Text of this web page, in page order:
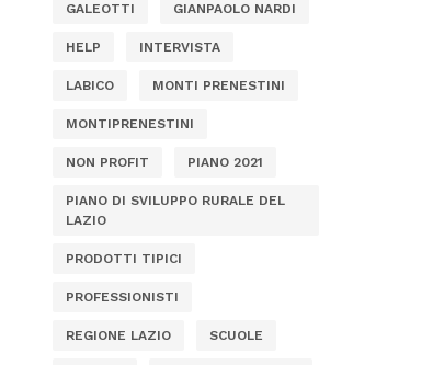
GALEOTTI GIANPAOLO NARDI
HELP INTERVISTA
LABICO MONTI PRENESTINI
MONTIPRENESTINI
NON PROFIT PIANO 2021
PIANO DI SVILUPPO RURALE DEL
LAZIO
PRODOTTI TIPICI
PROFESSIONISTI
REGIONE LAZIO SCUOLE